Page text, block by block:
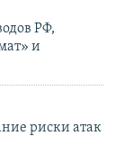
РФ,
и
риски атак